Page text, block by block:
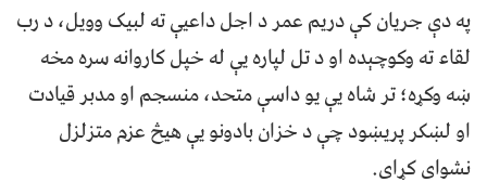
په دې جریان کې دریم عمر د اجل داعیې ته لبیک وویل، د رب
لقاء ته وکوچېده او د تل لپاره یې له خپل کاروانه سره مخه
ښه وکړه؛ تر شاه یې یو داسې متحد، منسجم او مدبر قیادت
او لښکر پریښود چې د خزان بادونو یې هیڅ عزم متزلزل
نشوای کړای.